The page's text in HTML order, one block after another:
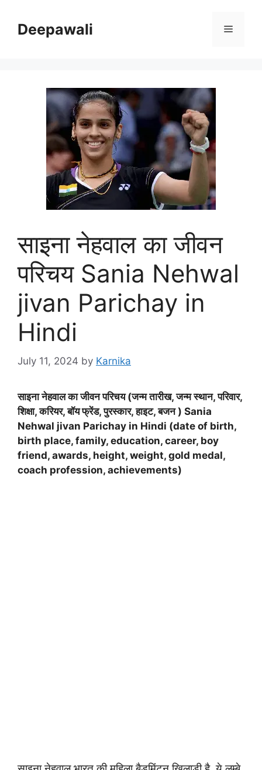
contentDeepawali Menu
साइना नेहवाल का जीवन
परिचय Sania Nehwal
jivan Parichay in
Hindi
July 11, 2024 by Karnika
साइना नेहवाल का जीवन परिचय (जन्म तारीख, जन्म स्थान, परिवार,
शिक्षा, करियर, बॉय फ्रेंड, पुरस्कार, हाइट, बजन ) Sania
Nehwal jivan Parichay in Hindi (date of birth,
birth place, family, education, career, boy
friend, awards, height, weight, gold medal,
coach profession, achievements)